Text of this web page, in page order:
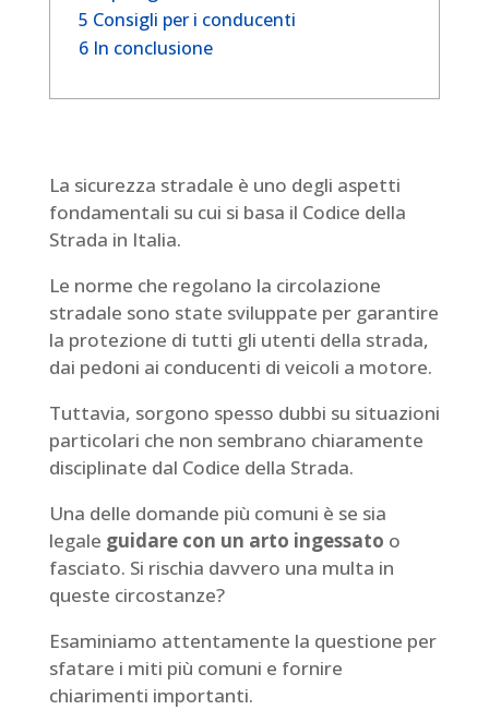
5 Consigli per i conducenti
6In conclusione
La sicurezza stradale è uno degli aspetti
fondamentali su cui si basa il Codice della
Strada in Italia.
Le norme che regolano la circolazione
stradale sono state sviluppate per garantire
la protezione di tutti gli utenti della strada,
dai pedoni ai conducenti di veicoli a motore.
Tuttavia, sorgono spesso dubbi su situazioni
particolari che non sembrano chiaramente
disciplinate dal Codice della Strada.
Una delle domande più comuni è se sia
legale guidare con un arto ingessato o
fasciato. Si rischia davvero una multa in
queste circostanze?
Esaminiamo attentamente la questione per
sfatare i miti più comuni e fornire
chiarimenti importanti.